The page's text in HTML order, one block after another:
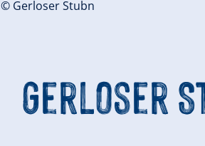
© Gerloser Stubn
Gerloser